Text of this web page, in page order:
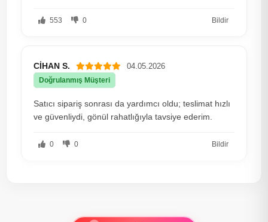
553 0 Bildir
CİHAN S. 04.05.2026
Doğrulanmış Müşteri
Satıcı sipariş sonrası da yardımcı oldu; teslimat hızlı
ve güvenliydi, gönül rahatlığıyla tavsiye ederim.
0 0 Bildir